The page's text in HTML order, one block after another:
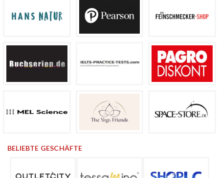
BELIEBTE GESCHÄFTE